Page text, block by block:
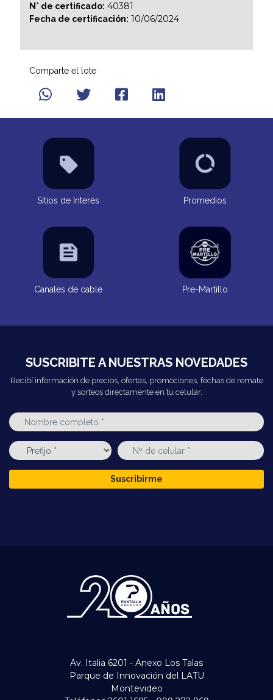
N° de certificado: 40381
Fecha de certificación: 10/06/2024
Comparte el lote
Sitios de Interés Promedios
Canales de cable Pre-Martillo
SUSCRIBITE A NUESTRAS NOVEDADES
Recibí información de precios, ofertas, promociones, fechas de remate
y sorteos directamente en tu celular.
Suscribirme
Av. Italia 6201 - Anexo Los Talas
Parque de Innovación del LATU
Montevideo